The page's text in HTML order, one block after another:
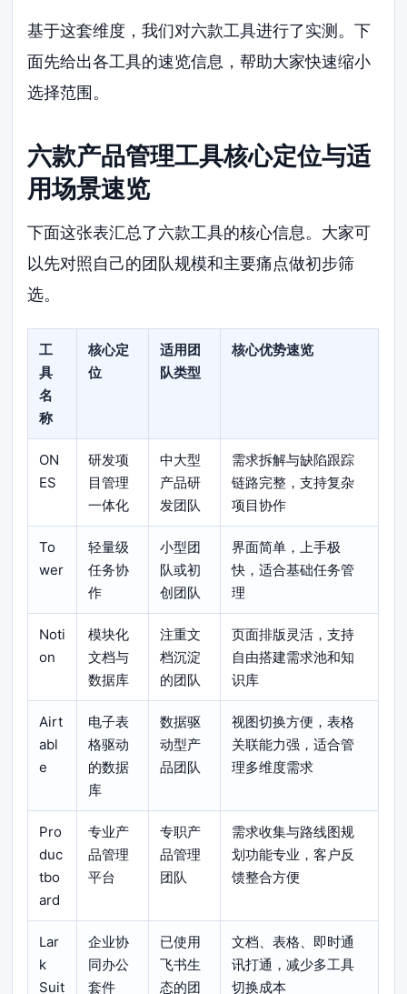
基于这套维度，我们对六款工具进行了实测。下
面先给出各工具的速览信息，帮助大家快速缩小
选择范围。
六款产品管理工具核心定位与适
用场景速览
下面这张表汇总了六款工具的核心信息。大家可
以先对照自己的团队规模和主要痛点做初步筛
选。
工
具
名
称
核心定
位
适用团
队类型
核心优势速览
ON
ES
研发项
目管理
一体化
中大型
产品研
发团队
需求拆解与缺陷跟踪
链路完整，支持复杂
项目协作
To
wer
轻量级
任务协
作
小型团
队或初
创团队
界面简单，上手极
快，适合基础任务管
理
Noti
on
模块化
文档与
数据库
注重文
档沉淀
的团队
页面排版灵活，支持
自由搭建需求池和知
识库
Airt
abl
e
电子表
格驱动
的数据
库
数据驱
动型产
品团队
视图切换方便，表格
关联能力强，适合管
理多维度需求
Pro
duc
tbo
ard
专业产
品管理
平台
专职产
品管理
团队
需求收集与路线图规
划功能专业，客户反
馈整合方便
Lar
k
Suit
企业协
同办公
套件
已使用
飞书生
态的团
文档、表格、即时通
讯打通，减少多工具
切换成本